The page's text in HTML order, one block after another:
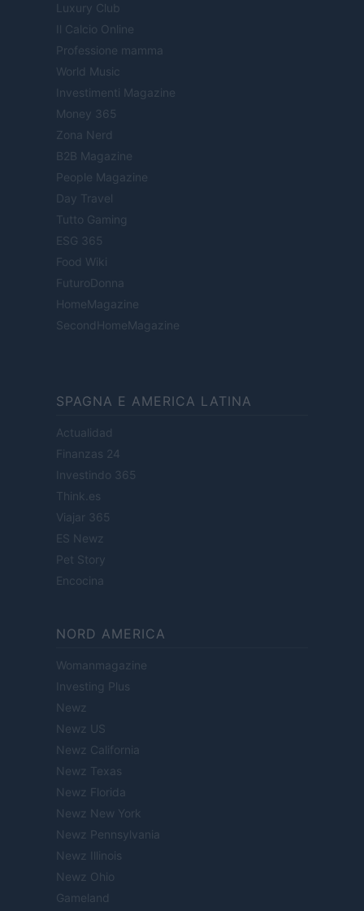
Luxury Club
Il Calcio Online
Professione mamma
World Music
Investimenti Magazine
Money 365
Zona Nerd
B2B Magazine
People Magazine
Day Travel
Tutto Gaming
ESG 365
Food Wiki
FuturoDonna
HomeMagazine
SecondHomeMagazine
SPAGNA E AMERICA LATINA
Actualidad
Finanzas 24
Investindo 365
Think.es
Viajar 365
ES Newz
Pet Story
Encocina
NORD AMERICA
Womanmagazine
Investing Plus
Newz
Newz US
Newz California
Newz Texas
Newz Florida
Newz New York
Newz Pennsylvania
Newz Illinois
Newz Ohio
Gameland